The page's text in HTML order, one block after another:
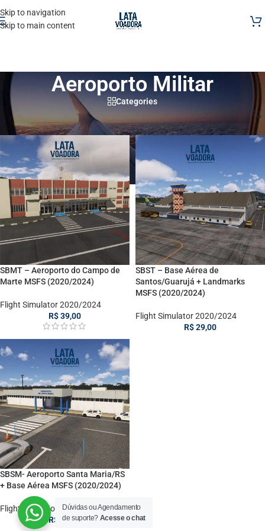
Skip to navigation
Skip to main content
Aeroporto Militar
Categories
Início
Produtos marcados com a tag “Aeroporto Militar”
SBMT – Aeroporto do Campo de
Marte MSFS (2020/2024)
Flight Simulator 2020/2024
R$39,00
SBST – Base Aérea de
Santos/Guarujá + Landmarks
MSFS (2020/2024)
Flight Simulator 2020/2024
R$29,00
SBSM- Aeroporto Santa Maria/RS
+ Base Aérea MSFS (2020/2024)
Flight Simulator 2020/2024
R$
29,00
Dúvidas ou Agendamento
de suporte? Acesse o chat